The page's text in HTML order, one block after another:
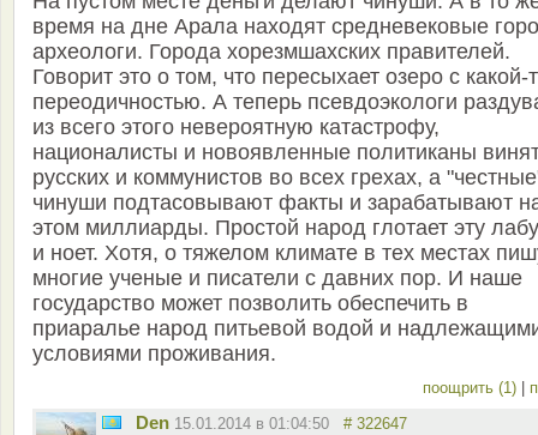
время на дне Арала находят средневековые
археологи. Города хорезмшахских правителей.
Говорит это о том, что пересыхает озеро с какой-
переодичностью. А теперь псевдоэкологи
из всего этого невероятную катастрофу,
националисты и новоявленные политиканы
русских и коммунистов во всех грехах, а
чинуши подтасовывают факты и зарабатывают
этом миллиарды. Простой народ глотает эту
и ноет. Хотя, о тяжелом климате в тех местах
многие ученые и писатели с давних пор. И наше
государство может позволить обеспечить в
приаралье народ питьевой водой и
условиями проживания.
поощрить (1)
Den 15.01.2014 в 01:04:50 # 322647